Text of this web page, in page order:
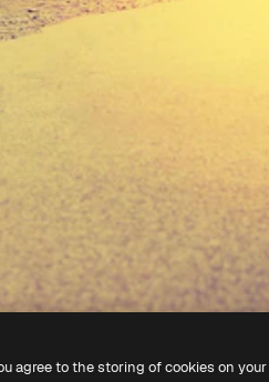
agree to the storing of cookies on